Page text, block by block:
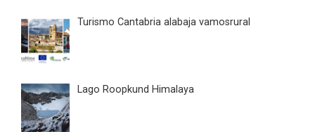
Turismo Cantabria alabaja vamosrural
Lago Roopkund Himalaya